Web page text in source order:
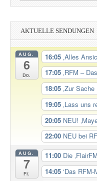
AKTUELLE SENDUNGEN
AUG.
6
Do.
16:05 ‚Alles
17:05 ‚RFM –
18:05 ‚Zur
19:05 ‚Lass uns
20:05 NEU!
22:00 NEU bei
AUG.
7
Fr.
11:00 Die
14:05 ‘Das